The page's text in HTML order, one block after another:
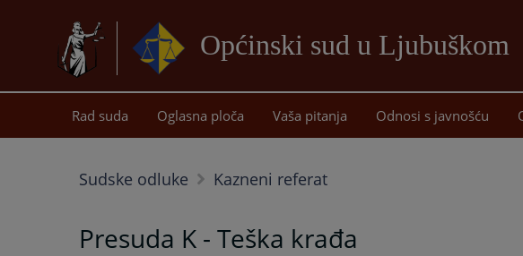
Općinski sud u Ljubuškom
Rad suda Oglasna ploča Vaša pitanja Odnosi s javnošću
Sudske odluke Kazneni referat
Presuda K - Teška krađa